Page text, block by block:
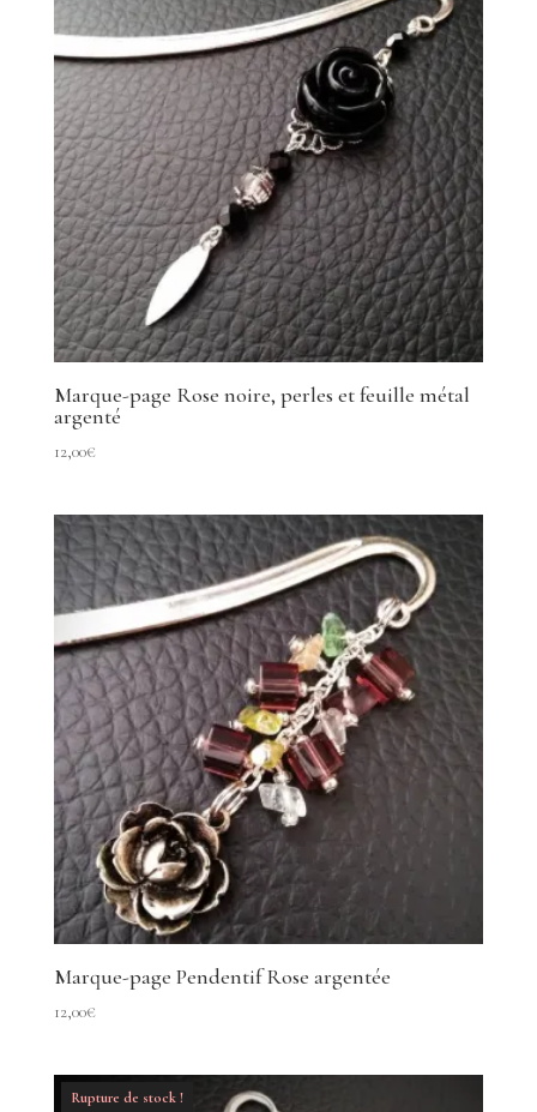
Marque-page Rose noire, perles et feuille métal
argenté
12,00€
Marque-page Pendentif Rose argentée
12,00€
Rupture de stock !